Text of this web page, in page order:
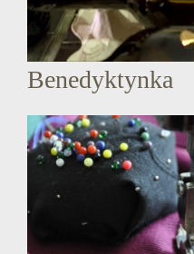
Benedyktynka